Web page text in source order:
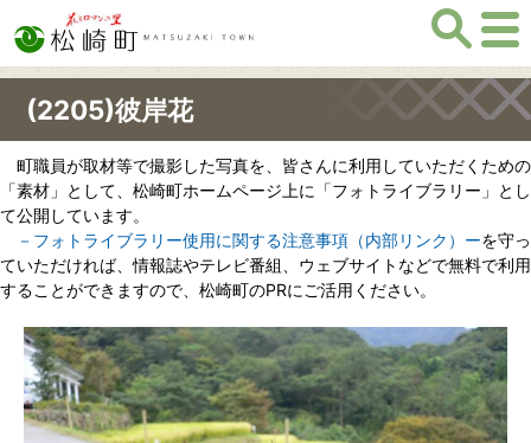
(2205)彼岸花
町職員が取材等で撮影した写真を、皆さんに利用していただくための
「素材」として、松崎町ホームページ上に「フォトライブラリー」とし
て公開しています。
－フォトライブラリー使用に関する注意事項（内部リンク）ーを守っ
ていただければ、情報誌やテレビ番組、ウェブサイトなどで無料で利用
することができますので、松崎町のPRにご活用ください。